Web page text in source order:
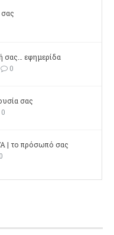
σας… εφημερίδα
0
σας
| το πρόσωπό σας